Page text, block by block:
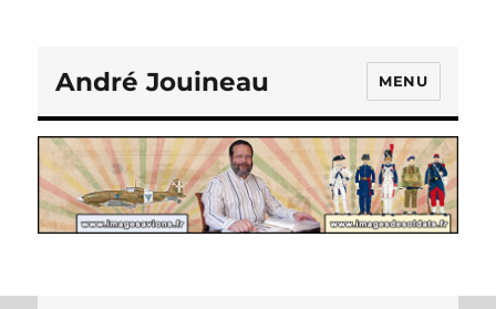
André Jouineau MENU